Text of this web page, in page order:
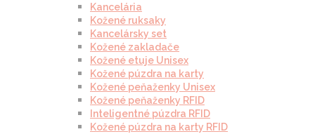
Kancelária
Kožené ruksaky
Kancelársky set
Kožené zakladače
Kožené etuje Unisex
Kožené púzdra na karty
Kožené peňaženky Unisex
Kožené peňaženky RFID
Inteligentné púzdra RFID
Kožené púzdra na karty RFID